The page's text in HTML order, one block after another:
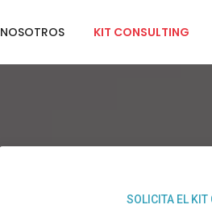
NOSOTROS KIT CONSULTING
SOLICITA EL KIT